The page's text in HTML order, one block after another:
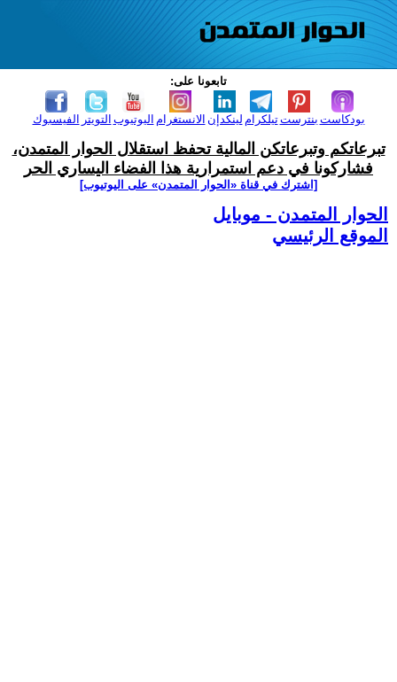
تابعونا على:
الفيسبوك التويتر اليوتيوب الانستغرام لينكدإن تيلكرامبنترست بودكاست
تبرعاتكم وتبرعاتكن المالية تحفظ استقلال الحوار المتمدن،
فشاركونا في دعم استمرارية هذا الفضاء اليساري الحر
[اشترك في قناة ‫«الحوار المتمدن» على اليوتيوب]
الحوار المتمدن - موبايل
الموقع الرئيسي